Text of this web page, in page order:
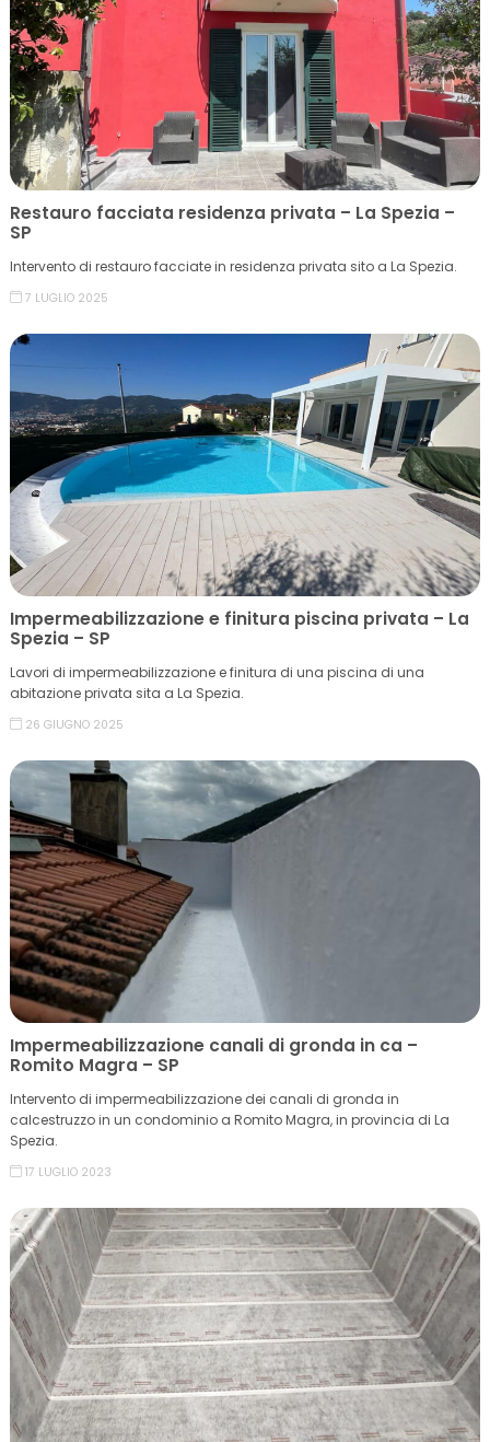
Restauro facciata residenza privata – La Spezia –
SP
Intervento di restauro facciate in residenza privata sito a La Spezia.
7 LUGLIO 2025
Impermeabilizzazione e finitura piscina privata – La
Spezia – SP
Lavori di impermeabilizzazione e finitura di una piscina di una
abitazione privata sita a La Spezia.
26 GIUGNO 2025
Impermeabilizzazione canali di gronda in ca –
Romito Magra – SP
Intervento di impermeabilizzazione dei canali di gronda in
calcestruzzo in un condominio a Romito Magra, in provincia di La
Spezia.
17 LUGLIO 2023